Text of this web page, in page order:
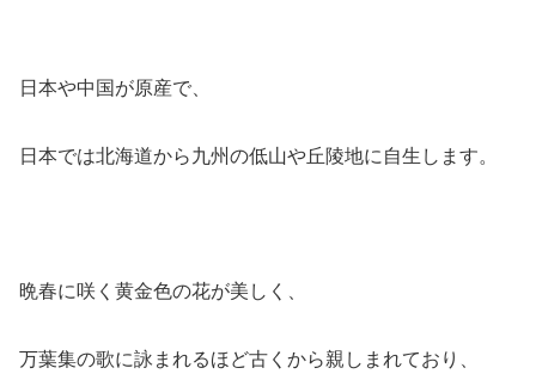
日本や中国が原産で、
日本では北海道から九州の低山や丘陵地に自生します。
晩春に咲く黄金色の花が美しく、
万葉集の歌に詠まれるほど古くから親しまれており、